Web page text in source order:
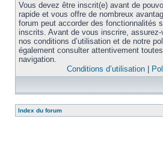
Vous devez être inscrit(e) avant de
rapide et vous offre de nombreux
forum peut accorder des fonctionnalités
inscrits. Avant de vous inscrire,
nos conditions d’utilisation et de notre
également consulter attentivement
navigation.
Conditions d’utilisation
Index du forum